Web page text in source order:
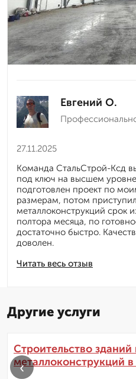
Евгений О.
27.11.2025
Читать весь отзыв
Команда СтальСтрой-Ксд
под ключ на высшем
подготовлен проект по
размерам, потом
металлоконструкций срок
полтора месяца, по
достаточно быстро.
доволен.
Другие услуги
Строительство зданий
металлоконструкций
‹